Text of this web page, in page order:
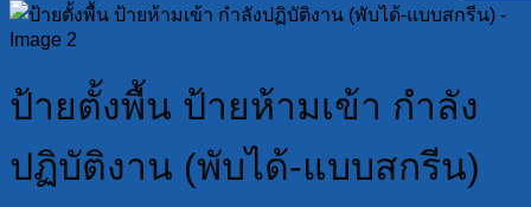
ป้ายตั้งพื้น ป้ายห้ามเข้า กำลัง
ปฏิบัติงาน (พับได้-แบบสกรีน)